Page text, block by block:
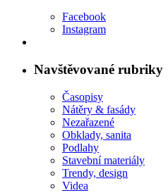
Facebook
Instagram
Navštěvované rubriky
Časopisy
Nátěry & fasády
Nezařazené
Obklady, sanita
Podlahy
Stavební materiály
Trendy, design
Videa